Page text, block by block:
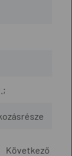
Következő